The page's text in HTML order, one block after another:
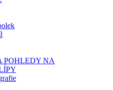
POHLEDY NA